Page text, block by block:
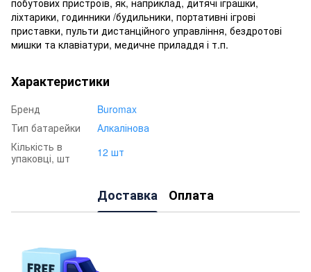
ліхтарики, годинники /будильники, портативні ігрові
приставки, пульти дистанційного управління, бездротові
мишки та клавіатури, медичне приладдя і т.п.
Характеристики
Бренд
Buromax
Тип батарейки
Алкалінова
Кількість в
упаковці, шт
12 шт
Доставка Оплата